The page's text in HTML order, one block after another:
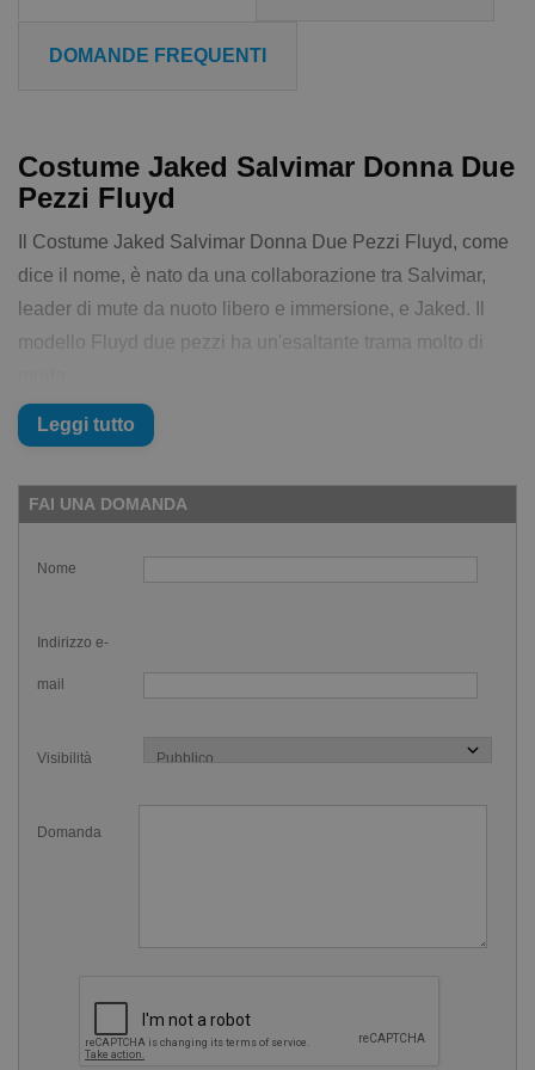
DOMANDE FREQUENTI
Costume Jaked Salvimar Donna Due
Pezzi Fluyd
Il Costume Jaked Salvimar Donna Due Pezzi Fluyd, come
dice il nome, è nato da una collaborazione tra Salvimar,
leader di mute da nuoto libero e immersione, e Jaked. Il
modello Fluyd due pezzi ha un'esaltante trama molto di
La vestibilità è massima e la comodità oltre ogni
(80% Polyester Micro 20% Elastane), made in Italy, il
massimo per elasticità.
Il top ha le spalline sottili ma che danno un ottimo sostegno
movimento e un sostegno perfetto. Gli slip sono avvolgenti
raggi UV, quindi il Costume Jaked Salvimar Donna Due
anche quotidiana, sia all'aperto che al chiuso.
Leggi tutto
FAI UNA DOMANDA
Nome
Indirizzo e-
mail
Visibilità
Domanda